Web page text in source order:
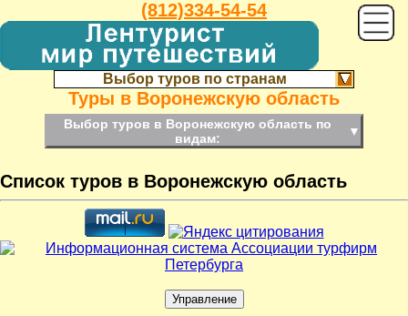
(812)334-54-54
Выбор туров по странам
Туры в Воронежскую область
Выбор туров в Воронежскую область по
видам:
▼
Список туров в Воронежскую область